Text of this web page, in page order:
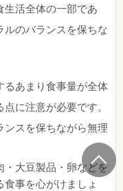
生活全体の一部であ
ルのバランスを保ちな
るあまり食事量が全体
に注意が必要です。
ンスを保ちながら無理
・大豆製品・卵などを
事を心がけましょ